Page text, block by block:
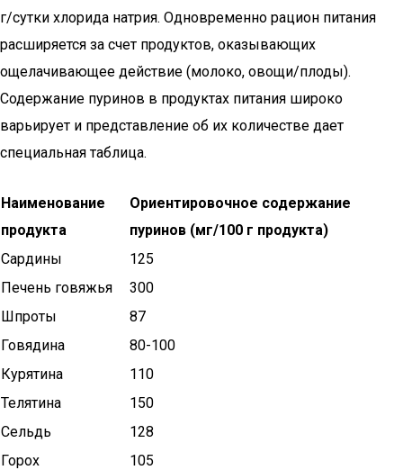
г/сутки хлорида натрия. Одновременно рацион питания
расширяется за счет продуктов, оказывающих
ощелачивающее действие (молоко, овощи/плоды).
Содержание пуринов в продуктах питания широко
варьирует и представление об их количестве дает
специальная таблица.
Наименование
продукта
Ориентировочное содержание
пуринов (мг/100 г продукта)
Сардины
125
Печень говяжья
300
Шпроты
87
Говядина
80-100
Курятина
110
Телятина
150
Сельдь
128
Горох
105